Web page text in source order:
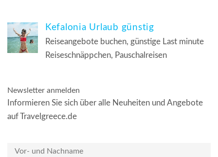
Kefalonia Urlaub günstig
Reiseangebote buchen, günstige Last minute
Reiseschnäppchen, Pauschalreisen
Newsletter anmelden
Informieren Sie sich über alle Neuheiten und Angebote
auf Travelgreece.de